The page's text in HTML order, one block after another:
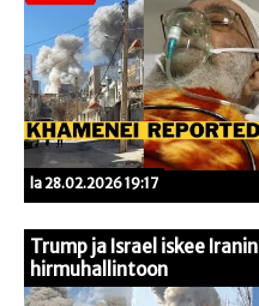
la 28.02.2026 19:17
Trump ja Israel iskee Iranin
hirmuhallintoon